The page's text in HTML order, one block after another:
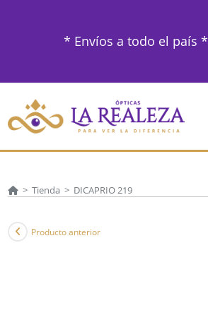
* Envíos a todo el país *
> Tienda > DICAPRIO 219
Producto anterior